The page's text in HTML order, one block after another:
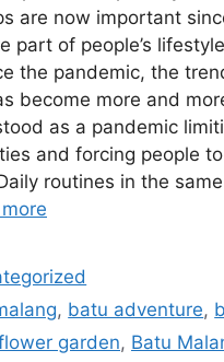
are now important
part of people’s
the pandemic, the
become more and
as a pandemic
and forcing people
routines in the
, batu adventure,
garden, Batu